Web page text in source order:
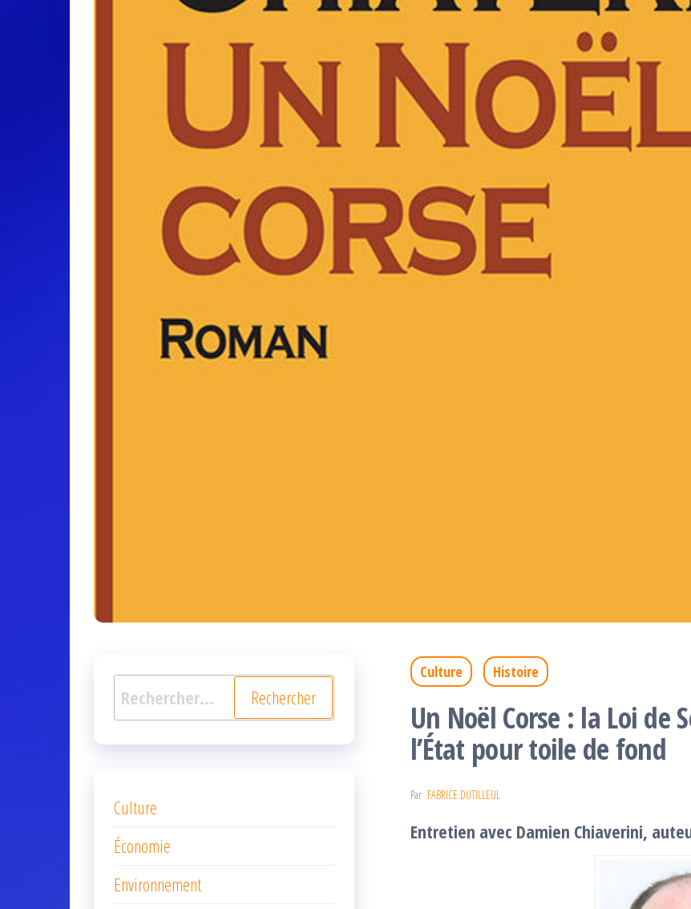
Culture Histoire
Un Noël Corse : la Loi de
l’État pour toile de fond
Par FABRICE DUTILLEUL
Entretien avec Damien Chiaverini,
Rechercher :
Culture
Économie
Environnement